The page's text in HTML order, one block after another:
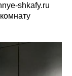
shkafy.ru